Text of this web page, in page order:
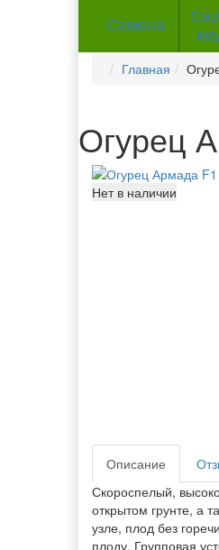
Семена
Главная
Огурец
Нет в наличии
Описание
Скороспелый,
открытом грунте, а
узле, плод без
плоду. Групповая